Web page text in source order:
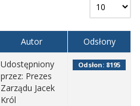
Autor
Odsłony
Udostępniony
przez: Prezes
Zarządu Jacek
Król
Odsłon: 8195